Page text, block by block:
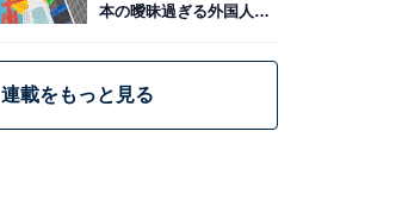
本の曖昧過ぎる外国人政
連載をもっと見る